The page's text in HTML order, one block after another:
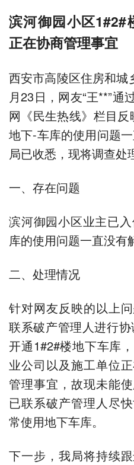
滨河御园小区1#2#
正在协商管理事宜
西安市高陵区住房和城
月23日，网友“王**”通
网《民生热线》栏目反
地下-车库的使用问题
局已收悉，现将调查处
一、存在问题
滨河御园小区业主已
库的使用问题一直没有
二、处理情况
针对网友反映的以上
联系破产管理人进行
开通1#2#楼地下车库
业公司以及施工单位
管理事宜，故现未能
已联系破产管理人尽
常使用地下车库。
下一步，我局将持续